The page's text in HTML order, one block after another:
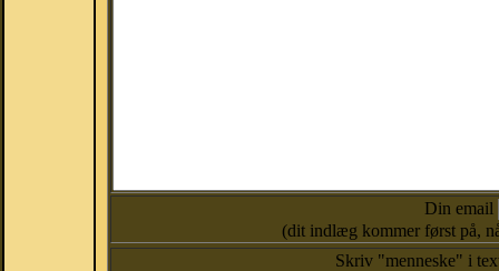
Din email
(dit indlæg kommer først på,
Skriv "menneske" i